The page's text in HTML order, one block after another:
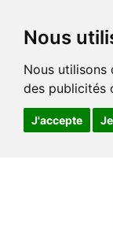
Nous
Nous utilisons
des publicités
J'accepte